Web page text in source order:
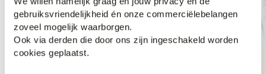
gebruiksvriendelijkheid én onze commerciëlebelangen
zoveel mogelijk waarborgen.
Ook via derden die door ons zijn ingeschakeld worden
cookies geplaatst.